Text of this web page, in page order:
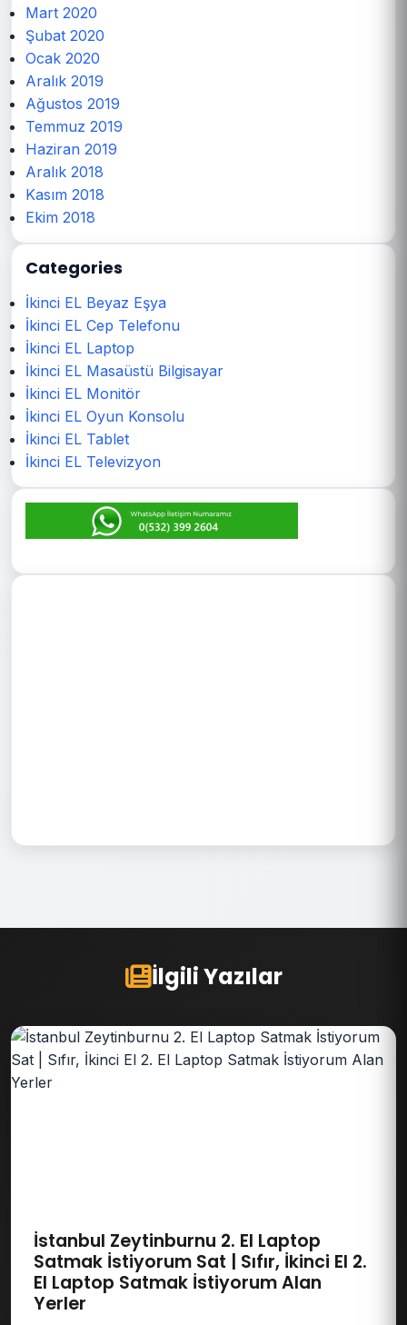
Mart 2020
Şubat 2020
Ocak 2020
Aralık 2019
Ağustos 2019
Temmuz 2019
Haziran 2019
Aralık 2018
Kasım 2018
Ekim 2018
Categories
İkinci EL Beyaz Eşya
İkinci EL Cep Telefonu
İkinci EL Laptop
İkinci EL Masaüstü Bilgisayar
İkinci EL Monitör
İkinci EL Oyun Konsolu
İkinci EL Tablet
İkinci EL Televizyon
İlgili Yazılar
İstanbul Zeytinburnu 2. El Laptop
Satmak İstiyorum Sat | Sıfır, İkinci El 2.
El Laptop Satmak İstiyorum Alan
Yerler